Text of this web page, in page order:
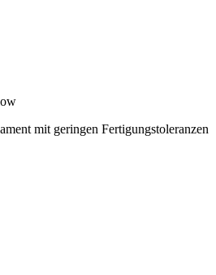
mit geringen Fertigungstoleranzen